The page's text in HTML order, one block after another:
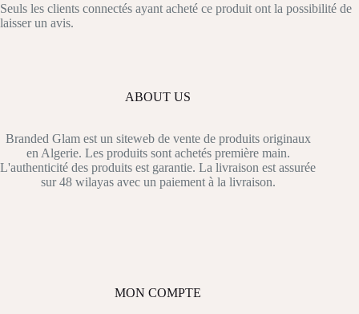
Seuls les clients connectés ayant acheté ce produit ont la possibilité de
laisser un avis.
ABOUT US
Branded Glam est un siteweb de vente de produits originaux
en Algerie. Les produits sont achetés première main.
L'authenticité des produits est garantie. La livraison est assurée
sur 48 wilayas avec un paiement à la livraison.
MON COMPTE